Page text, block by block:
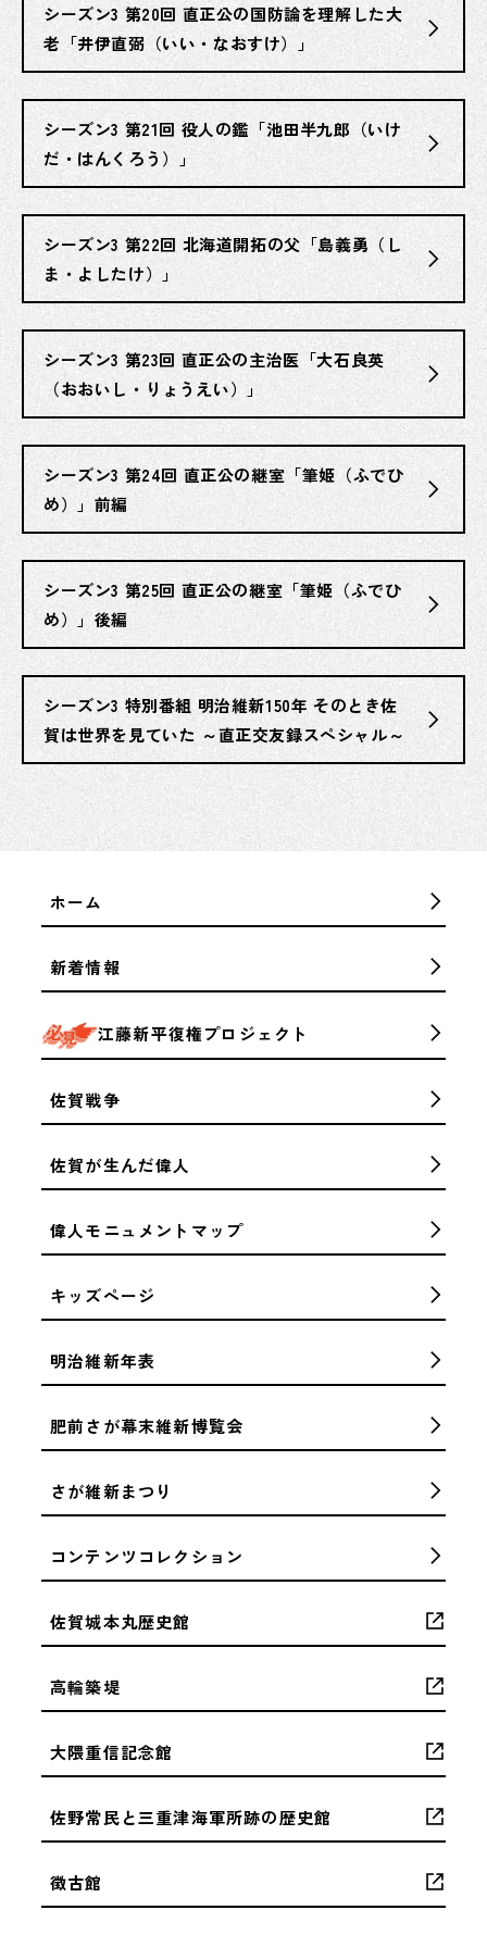
シーズン3 第20回 直正公の国防論を理解した大
老「井伊直弼（いい・なおすけ）」
シーズン3 第21回 役人の鑑「池田半九郎（いけ
だ・はんくろう）」
シーズン3 第22回 北海道開拓の父「島義勇（し
ま・よしたけ）」
シーズン3 第23回 直正公の主治医「大石良英
（おおいし・りょうえい）」
シーズン3 第24回 直正公の継室「筆姫（ふでひ
め）」前編
シーズン3 第25回 直正公の継室「筆姫（ふでひ
め）」後編
シーズン3 特別番組 明治維新150年 そのとき佐
賀は世界を見ていた ～直正交友録スペシャル～
ホーム
新着情報
江藤新平復権プロジェクト
佐賀戦争
佐賀が生んだ偉人
偉人モニュメントマップ
キッズページ
明治維新年表
肥前さが幕末維新博覧会
さが維新まつり
コンテンツコレクション
佐賀城本丸歴史館
高輪築堤
大隈重信記念館
佐野常民と三重津海軍所跡の歴史館
徴古館